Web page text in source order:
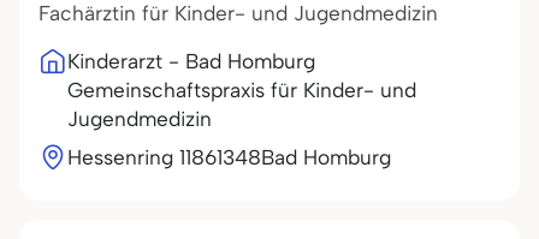
Fachärztin für Kinder- und Jugendmedizin
Kinderarzt - Bad Homburg
Gemeinschaftspraxis für Kinder- und
Jugendmedizin
Hessenring 11861348Bad Homburg